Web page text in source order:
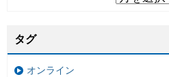
タグ
オンライン